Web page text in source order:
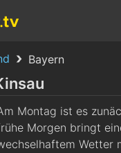
Bayern
Morgen
11. Aug. 12. Aug.
Montag ist es
Morgen bringt
Wetter